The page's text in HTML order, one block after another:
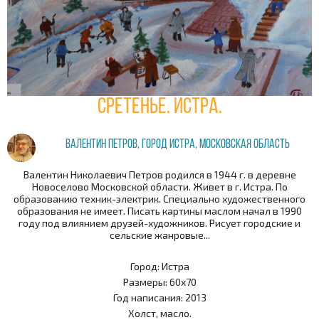
Сретенье. Истра.
Валентин Петров, город Истра, Московская область
Валентин Николаевич Петров родился в 1944 г. в деревне
Новоселово Московской области. Живет в г. Истра. По
образованию техник-электрик. Специально художественного
образования не имеет. Писать картины маслом начал в 1990
году под влиянием друзей-художников. Рисует городские и
сельские жанровые...
Город: Истра
Размеры: 60х70
Год написания: 2013
Холст, масло.